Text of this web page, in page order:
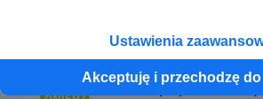
Ustawienia
Akceptuję i przechodzę
Zwierz popkulturalny